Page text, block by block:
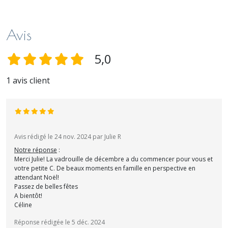
Avis
5,0
1 avis client
Avis rédigé le 24 nov. 2024 par Julie R
Notre réponse :
Merci Julie! La vadrouille de décembre a du commencer pour vous et
votre petite C. De beaux moments en famille en perspective en
attendant Noël!
Passez de belles fêtes
A bientôt!
Céline
Réponse rédigée le 5 déc. 2024